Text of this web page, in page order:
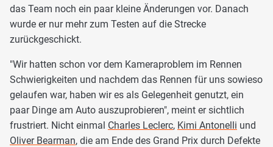
das Team noch ein paar kleine Änderungen vor. Danach
wurde er nur mehr zum Testen auf die Strecke
zurückgeschickt.
"Wir hatten schon vor dem Kameraproblem im Rennen
Schwierigkeiten und nachdem das Rennen für uns sowieso
gelaufen war, haben wir es als Gelegenheit genutzt, ein
paar Dinge am Auto auszuprobieren", meint er sichtlich
frustriert. Nicht einmal Charles Leclerc, Kimi Antonelli und
Oliver Bearman, die am Ende des Grand Prix durch Defekte